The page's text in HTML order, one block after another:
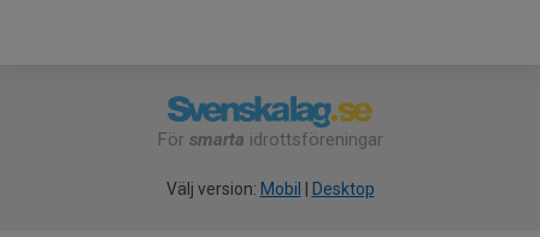
För smarta idrottsföreningar
Välj version: Mobil Desktop